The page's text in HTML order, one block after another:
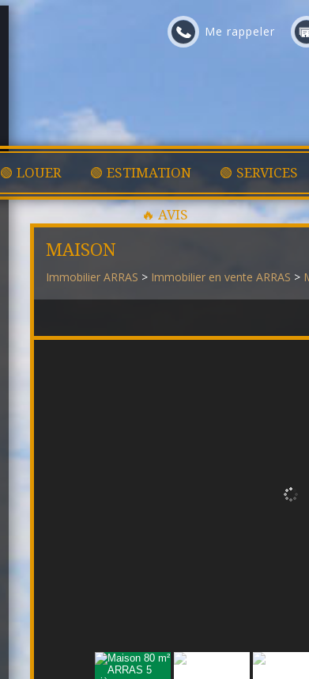
Me rappeler
🟢 LOUER 🟢 ESTIMATION 🟢 SERVICES
🔥 AVIS
MAISON
Immobilier ARRAS > Immobilier en vente ARRAS >